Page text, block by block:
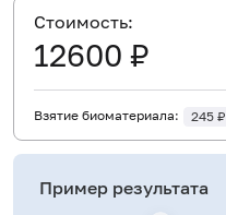
Cтоимость:
12600 ₽
Взятие биоматериала: 245 ₽
Пример результата